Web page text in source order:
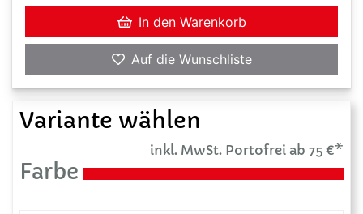
In den Warenkorb
Auf die Wunschliste
Variante wählen
inkl. MwSt. Portofrei ab 75 €*
Farbe